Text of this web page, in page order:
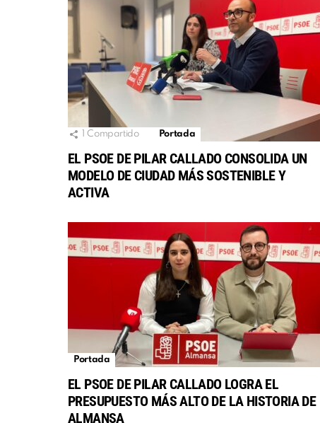
Compartido Portada
EL PSOE DE PILAR CALLADO CONSOLIDA UN
MODELO DE CIUDAD MÁS SOSTENIBLE Y
ACTIVA
Portada
EL PSOE DE PILAR CALLADO LOGRA EL
PRESUPUESTO MÁS ALTO DE LA HISTORIA DE
ALMANSA